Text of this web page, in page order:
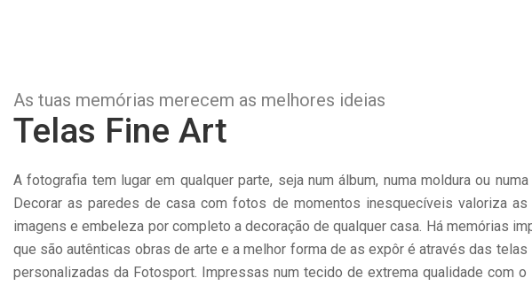
As tuas memórias merecem as melhores ideias
Telas Fine Art
A fotografia tem lugar em qualquer parte, seja num álbum, numa moldura ou numa
Decorar as paredes de casa com fotos de momentos inesquecíveis valoriza as
imagens e embeleza por completo a decoração de qualquer casa. Há memórias
que são autênticas obras de arte e a melhor forma de as expôr é através das telas
personalizadas da Fotosport. Impressas num tecido de extrema qualidade com o
no nosso editor para que possas escolher a dimensão mais indicada para
memórias. O processo de criação das nossas telas personalizadas é simples,
eficaz. Deverás importar a fotografia que desejas imprimir na tela Fine Art, editar a
como bem entenderes e finalizar a encomenda. Depois disso, a Fotosport
Este é um dos produtos preferidos dos nossos clientes para assinalar ocasiões